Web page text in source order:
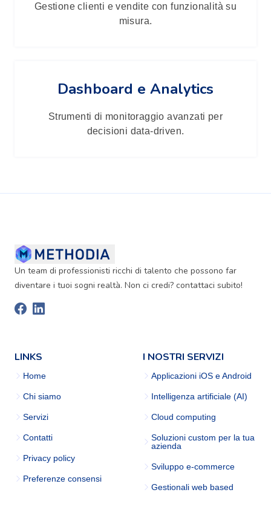
Gestione clienti e vendite con funzionalità su
misura.
Dashboard e Analytics
Strumenti di monitoraggio avanzati per
decisioni data-driven.
Un team di professionisti ricchi di talento che possono far
diventare i tuoi sogni realtà. Non ci credi? contattaci subito!
LINKS
Home
Chi siamo
Servizi
Contatti
Privacy policy
Preferenze consensi
I NOSTRI SERVIZI
Applicazioni iOS e Android
Intelligenza artificiale (AI)
Cloud computing
Soluzioni custom per la tua
azienda
Sviluppo e-commerce
Gestionali web based